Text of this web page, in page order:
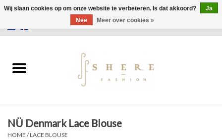
Jurken
Rokken
NÜ Denmark Lace Blouse
HOME /LACE BLOUSE
Wij slaan cookies op om onze website te verbeteren. Is dat akkoord?
Ja
Nee
Meer over cookies »